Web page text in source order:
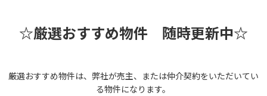
☆厳選おすすめ物件 随時更新中☆
厳選おすすめ物件は、弊社が売主、または仲介契約をいただいてい
る物件になります。